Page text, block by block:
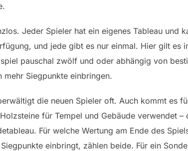
Jeder Spieler hat ein eigenes Tableau und
und jede gibt es nur einmal. Hier gilt es
pauschal zwölf und oder abhängig von
mehr Siegpunkte einbringen.
die neuen Spieler oft. Auch kommt es
für Tempel und Gebäude verwendet
Für welche Wertung am Ende des
einbringt, zählen beide. Für ein